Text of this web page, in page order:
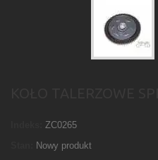
ZC0265
Nowy produkt